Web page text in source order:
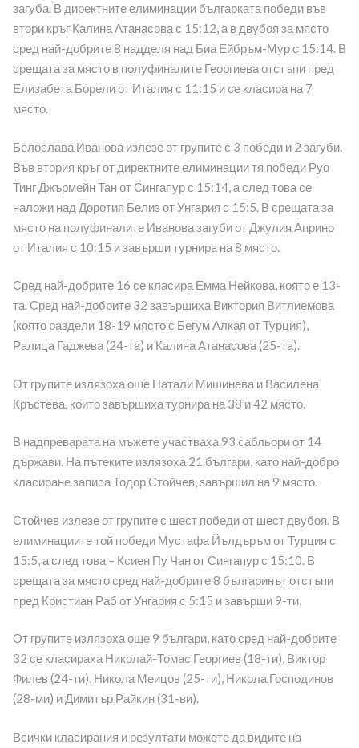
загуба. В директните елиминации българката победи във
втори кръг Калина Атанасова с 15:12, а в двубоя за място
сред най-добрите 8 надделя над Биа Ейбръм-Мур с 15:14. В
срещата за място в полуфиналите Георгиева отстъпи пред
Елизабета Борели от Италия с 11:15 и се класира на 7
място.
Белослава Иванова излезе от групите с 3 победи и 2 загуби.
Във втория кръг от директните елиминации тя победи Руо
Тинг Джърмейн Тан от Сингапур с 15:14, а след това се
наложи над Доротия Белиз от Унгария с 15:5. В срещата за
място на полуфиналите Иванова загуби от Джулия Априно
от Италия с 10:15 и завърши турнира на 8 място.
Сред най-добрите 16 се класира Емма Нейкова, която е 13-
та. Сред най-добрите 32 завършиха Виктория Витлиемова
(която раздели 18-19 място с Бегум Алкая от Турция),
Ралица Гаджева (24-та) и Калина Атанасова (25-та).
От групите излязоха още Натали Мишинева и Василена
Кръстева, които завършиха турнира на 38 и 42 място.
В надпреварата на мъжете участваха 93 сабльори от 14
държави. На пътеките излязоха 21 българи, като най-добро
класиране записа Тодор Стойчев, завършил на 9 място.
Стойчев излезе от групите с шест победи от шест двубоя. В
елиминациите той победи Мустафа Йълдъръм от Турция с
15:5, а след това – Ксиен Пу Чан от Сингапур с 15:10. В
срещата за място сред най-добрите 8 българинът отстъпи
пред Кристиан Раб от Унгария с 5:15 и завърши 9-ти.
От групите излязоха още 9 българи, като сред най-добрите
32 се класираха Николай-Томас Георгиев (18-ти), Виктор
Филев (24-ти), Никола Меицов (25-ти), Никола Господинов
(28-ми) и Димитър Райкин (31-ви).
Всички класирания и резултати можете да видите на